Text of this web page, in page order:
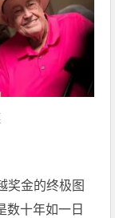
奖金的终极图
数十年如一日